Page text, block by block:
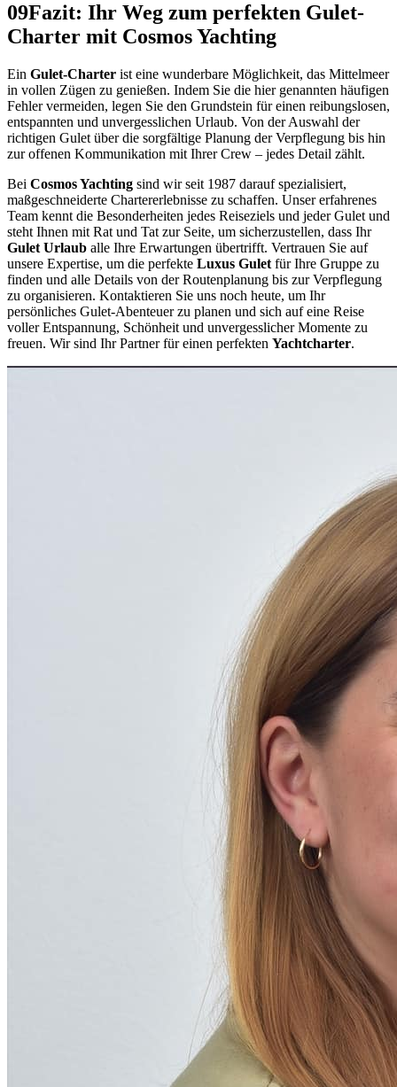
09Fazit: Ihr Weg zum perfekten Gulet-
Charter mit Cosmos Yachting
Ein Gulet-Charter ist eine wunderbare Möglichkeit, das Mittelmeer
in vollen Zügen zu genießen. Indem Sie die hier genannten häufigen
Fehler vermeiden, legen Sie den Grundstein für einen reibungslosen,
entspannten und unvergesslichen Urlaub. Von der Auswahl der
richtigen Gulet über die sorgfältige Planung der Verpflegung bis hin
zur offenen Kommunikation mit Ihrer Crew – jedes Detail zählt.
Bei Cosmos Yachting sind wir seit 1987 darauf spezialisiert,
maßgeschneiderte Chartererlebnisse zu schaffen. Unser erfahrenes
Team kennt die Besonderheiten jedes Reiseziels und jeder Gulet und
steht Ihnen mit Rat und Tat zur Seite, um sicherzustellen, dass Ihr
Gulet Urlaub alle Ihre Erwartungen übertrifft. Vertrauen Sie auf
unsere Expertise, um die perfekte Luxus Gulet für Ihre Gruppe zu
finden und alle Details von der Routenplanung bis zur Verpflegung
zu organisieren. Kontaktieren Sie uns noch heute, um Ihr
persönliches Gulet-Abenteuer zu planen und sich auf eine Reise
voller Entspannung, Schönheit und unvergesslicher Momente zu
freuen. Wir sind Ihr Partner für einen perfekten Yachtcharter.